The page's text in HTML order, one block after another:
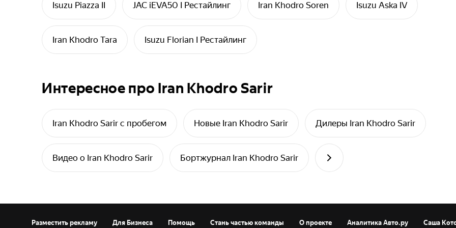
Isuzu Piazza II JAC iEVA50 I Рестайлинг Iran Khodro Soren Isuzu Aska IV
Iran Khodro Tara Isuzu Florian I Рестайлинг
Интересное про Iran Khodro Sarir
Iran Khodro Sarir с пробегом Новые Iran Khodro Sarir Дилеры Iran Khodro Sarir
Видео о Iran Khodro Sarir Бортжурнал Iran Khodro Sarir
Разместить рекламу Для Бизнеса Помощь Стань частью команды О проекте Аналитика Авто.ру Саша